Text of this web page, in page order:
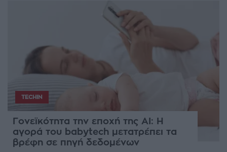
TECHIN
Γονεϊκότητα την εποχή της AI: Η
αγορά του babytech μετατρέπει τα
βρέφη σε πηγή δεδομένων